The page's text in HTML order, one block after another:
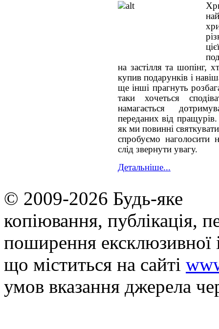
на застілля та шопінг,
купив подарунків і
ще інші прагнуть
таки хочеться
намагається
переданих від
як ми повинні
спробуємо наголосити
слід звернути увагу.
Детальніше...
© 2009-2026 Будь-яке
копiювання, публiкацiя,
поширення
що мiститься на сайті
умов вказання джерела